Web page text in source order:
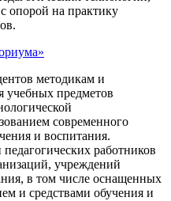
опорой на практику
методикам и
учебных предметов
современного
и воспитания.
работников
учреждений
в том числе оснащенных
и средствами обучения и